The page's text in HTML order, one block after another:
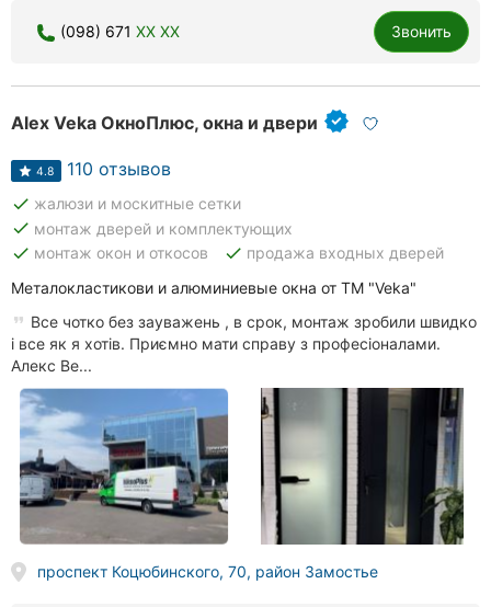
(098) 671 XX XX Звонить
Alex Veka ОкноПлюс, окна и двери
4.8 110 отзывов
done жалюзи и москитные сетки
done монтаж дверей и комплектующих
done монтаж окон и откосов done продажа входных дверей
Металокластикови и алюминиевые окна от ТМ "Veka"
Все чотко без зауважень , в срок, монтаж зробили швидко
і все як я хотів. Приємно мати справу з професіоналами.
Алекс Ве...
проспект Коцюбинского, 70, район Замостье